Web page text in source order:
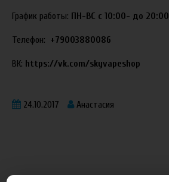
График работы: ПН-ВС с 10:00- до 20:00
Телефон: +79003880086
ВК: https://vk.com/skyvapeshop
24.10.2017 Анастасия